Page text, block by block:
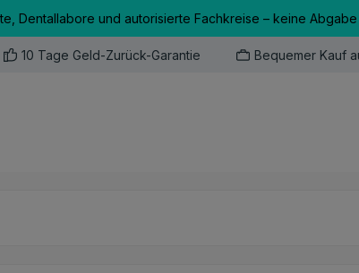
Dentallabore und autorisierte Fachkreise – keine
10 Tage Geld-Zurück-Garantie Bequemer Kauf